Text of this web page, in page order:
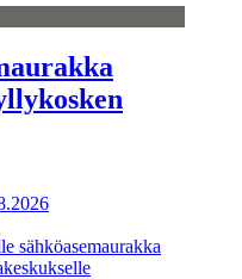
sähköasemaurakka